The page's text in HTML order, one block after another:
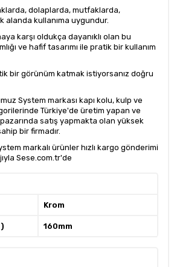
dolaplarda, mutfaklarda,
alanda kullanıma uygundur.
karşı oldukça dayanıklı olan bu
ve hafif tasarımı ile pratik bir kullanım
bir görünüm katmak istiyorsanız doğru
System markası kapı kolu, kulp ve
Türkiye'de üretim yapan ve
satış yapmakta olan yüksek
bir firmadır.
markalı ürünler hızlı kargo gönderimi
Sese.com.tr'de
Krom
160mm